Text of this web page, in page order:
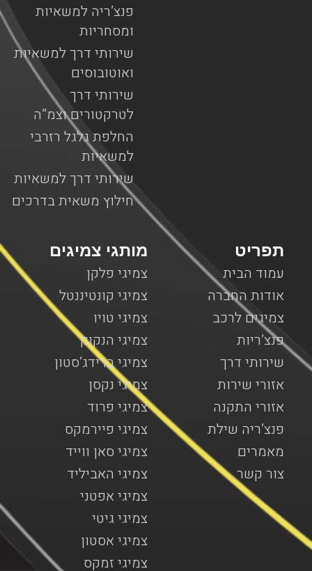
פנצ’ריה למשאיות
ומסחריות
שירותי דרך למשאיות
ואוטובוסים
שירותי דרך
לטרקטורים וצמ”ה
החלפת גלגל רזרבי
למשאיות
שירותי דרך למשאיות
חילוץ משאית בדרכים
מותגי צמיגים
צמיגי פלקן
צמיגי קונטיננטל
צמיגי טויו
צמיגי הנקוק
צמיגי ברידג’סטון
צמיגי נקסן
צמיגי פרוד
צמיגי פיירמקס
צמיגי סאן ווייד
צמיגי האביליד
צמיגי אפטני
צמיגי גיטי
צמיגי אסטון
צמיגי זמקס
תפריט
עמוד הבית
אודות החברה
צמיגים לרכב
פנצ’ריות
שירותי דרך
אזורי שירות
אזורי התקנה
פנצ’ריה שילת
מאמרים
צור קשר